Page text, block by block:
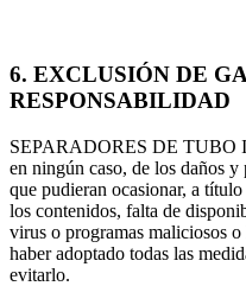
6. EXCLUSIÓN DE
RESPONSABILIDAD
SEPARADORES DE TUBO
en ningún caso, de los daños
que pudieran ocasionar, a
los contenidos, falta de
virus o programas maliciosos
haber adoptado todas las
evitarlo.